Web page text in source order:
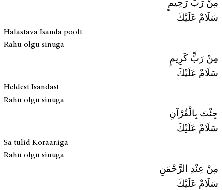
مِنْ رَبٍّ رَحِيمٍ
سَلَامْ عَلَيْكَ
Halastava Isanda poolt
Rahu olgu sinuga
مِنْ رَبٍّ كَرِيمٍ
سَلَامْ عَلَيْكَ
Heldest Isandast
Rahu olgu sinuga
جِئْتَ بِالْقُرْآنِ
سَلَامْ عَلَيْكَ
Sa tulid Koraaniga
Rahu olgu sinuga
مِنْ عِنْدِ الرَّحْمَنِ
سَلَامْ عَلَيْكَ